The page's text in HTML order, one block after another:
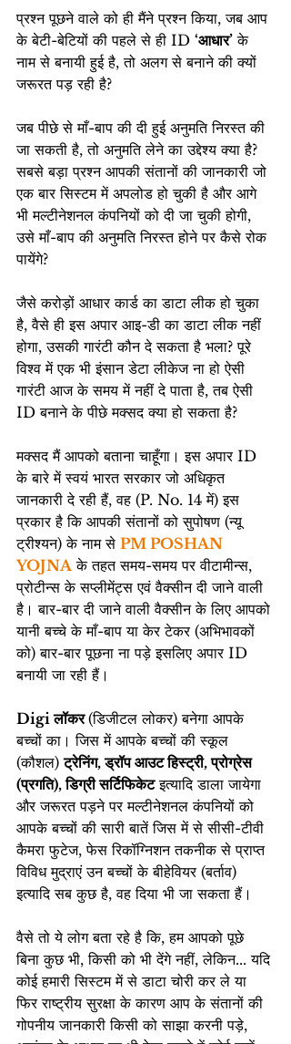
प्रश्न पूछने वाले को ही मैंने प्रश्न किया, जब आप
के बेटी-बेटियों की पहले से ही ID ‘आधार’ के
नाम से बनायी हुई है, तो अलग से बनाने की क्यों
जरूरत पड़ रही है?
जब पीछे से माँ-बाप की दी हुई अनुमति निरस्त की
जा सकती है, तो अनुमति लेने का उद्देश्य क्या है?
सबसे बड़ा प्रश्न आपकी संतानों की जानकारी जो
एक बार सिस्टम में अपलोड हो चुकी है और आगे
भी मल्टीनेशनल कंपनियों को दी जा चुकी होगी,
उसे माँ-बाप की अनुमति निरस्त होने पर कैसे रोक
पायेंगे?
जैसे करोड़ों आधार कार्ड का डाटा लीक हो चुका
है, वैसे ही इस अपार आइ-डी का डाटा लीक नहीं
होगा, उसकी गारंटी कौन दे सकता है भला? पूरे
विश्व में एक भी इंसान डेटा लीकेज ना हो ऐसी
गारंटी आज के समय में नहीं दे पाता है, तब ऐसी
ID बनाने के पीछे मक्सद क्या हो सकता है?
मक्सद मैं आपको बताना चाहूँगा। इस अपार ID
के बारे में स्वयं भारत सरकार जो अधिकृत
जानकारी दे रही हैं, वह (P. No. 14 में) इस
प्रकार है कि आपकी संतानों को सुपोषण (न्यू
ट्रीश्यन) के नाम से PM POSHAN
YOJNA के तहत समय-समय पर वीटामीन्स,
प्रोटीन्स के सप्लीमेंट्स एवं वैक्सीन दी जाने वाली
है। बार-बार दी जाने वाली वैक्सीन के लिए आपको
यानी बच्चे के माँ-बाप या केर टेकर (अभिभावकों
को) बार-बार पूछना ना पड़े इसलिए अपार ID
बनायी जा रही हैं।
Digi लॉकर (डिजीटल लोकर) बनेगा आपके
बच्चों का। जिस में आपके बच्चों की स्कूल
(कौशल) ट्रेनिंग, ड्रॉप आउट हिस्ट्री, प्रोग्रेस
(प्रगति), डिग्री सर्टिफिकेट इत्यादि डाला जायेगा
और जरूरत पड़ने पर मल्टीनेशनल कंपनियों को
आपके बच्चों की सारी बातें जिस में से सीसी-टीवी
कैमरा फुटेज, फेस रिकॉग्निशन तकनीक से प्राप्त
विविध मुद्राएं उन बच्चों के बीहेवियर (बर्ताव)
इत्यादि सब कुछ है, वह दिया भी जा सकता हैं।
वैसे तो ये लोग बता रहे है कि, हम आपको पूछे
बिना कुछ भी, किसी को भी देंगे नहीं, लेकिन... यदि
कोई हमारी सिस्टम में से डाटा चोरी कर ले या
फिर राष्ट्रीय सुरक्षा के कारण आप के संतानों की
गोपनीय जानकारी किसी को साझा करनी पड़े,